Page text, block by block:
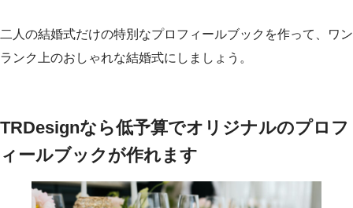
二人の結婚式だけの特別なプロフィールブックを作って、ワン
ランク上のおしゃれな結婚式にしましょう。
TRDesignなら低予算でオリジナルのプロフ
ィールブックが作れます